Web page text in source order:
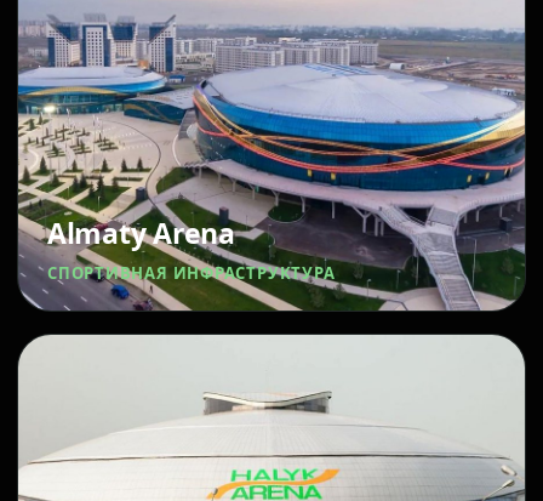
Almaty Arena
СПОРТИВНАЯ ИНФРАСТРУКТУРА